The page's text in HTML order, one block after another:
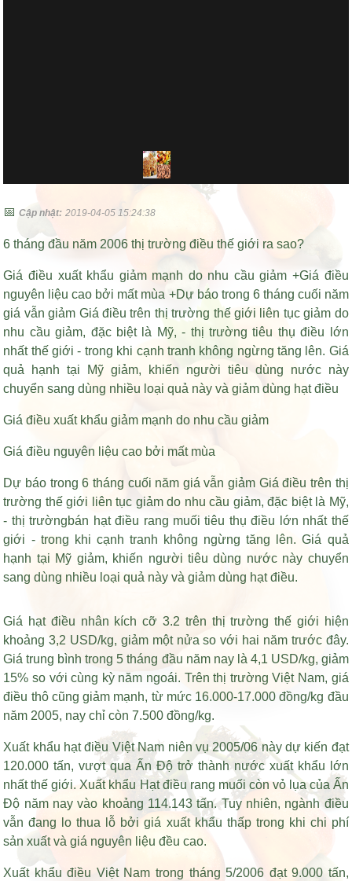
📅Cập nhật: 2019-04-05 15:24:38
6 tháng đầu năm 2006 thị trường điều thế giới ra sao?
Giá điều xuất khẩu giảm mạnh do nhu cầu giảm +Giá điều
nguyên liệu cao bởi mất mùa +Dự báo trong 6 tháng cuối năm
giá vẫn giảm Giá điều trên thị trường thế giới liên tục giảm do
nhu cầu giảm, đặc biệt là Mỹ, - thị trường tiêu thụ điều lớn
nhất thế giới - trong khi cạnh tranh không ngừng tăng lên. Giá
quả hạnh tại Mỹ giảm, khiến người tiêu dùng nước này
chuyển sang dùng nhiều loại quả này và giảm dùng hạt điều
Giá điều xuất khẩu giảm mạnh do nhu cầu giảm
Giá điều nguyên liệu cao bởi mất mùa
Dự báo trong 6 tháng cuối năm giá vẫn giảm Giá điều trên thị
trường thế giới liên tục giảm do nhu cầu giảm, đặc biệt là Mỹ,
- thị trườngbán hạt điều rang muối tiêu thụ điều lớn nhất thế
giới - trong khi cạnh tranh không ngừng tăng lên. Giá quả
hạnh tại Mỹ giảm, khiến người tiêu dùng nước này chuyển
sang dùng nhiều loại quả này và giảm dùng hạt điều.
Giá hạt điều nhân kích cỡ 3.2 trên thị trường thế giới hiện
khoảng 3,2 USD/kg, giảm một nửa so với hai năm trước đây.
Giá trung bình trong 5 tháng đầu năm nay là 4,1 USD/kg, giảm
15% so với cùng kỳ năm ngoái. Trên thị trường Việt Nam, giá
điều thô cũng giảm mạnh, từ mức 16.000-17.000 đồng/kg đầu
năm 2005, nay chỉ còn 7.500 đồng/kg.
Xuất khẩu hạt điều Việt Nam niên vụ 2005/06 này dự kiến đạt
120.000 tấn, vượt qua Ấn Độ trở thành nước xuất khẩu lớn
nhất thế giới. Xuất khẩu Hạt điều rang muối còn vỏ lụacủa Ấn
Độ năm nay vào khoảng 114.143 tấn. Tuy nhiên, ngành điều
vẫn đang lo thua lỗ bởi giá xuất khẩu thấp trong khi chi phí
sản xuất và giá nguyên liệu đều cao.
Xuất khẩu điều Việt Nam trong tháng 5/2006 đạt 9.000 tấn,